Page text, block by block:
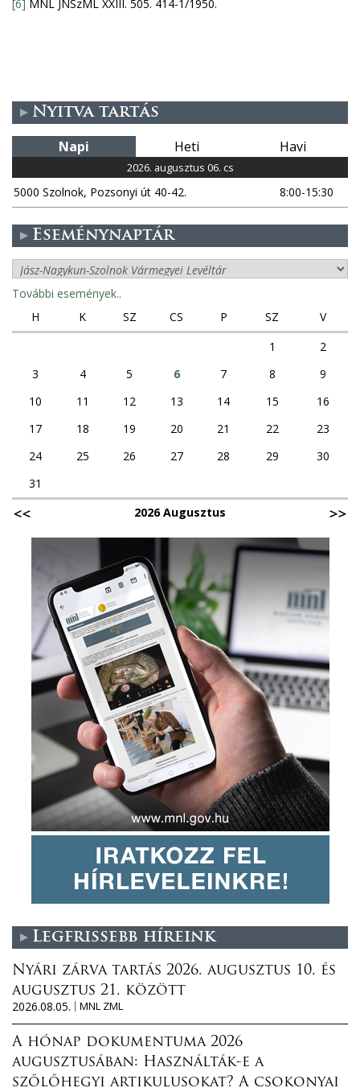
[6] MNL JNSzML XXIII. 505. 414-1/1950.
Nyitva tartás
Napi Heti Havi
2026. augusztus 06. cs
5000 Szolnok, Pozsonyi út 40-42. 8:00-15:30
Eseménynaptár
További események..
H
K SZ CS P SZ
V
1
2
3
4 5 6 7 8
9
10
11 12 13 14 15
16
17
18 19 20 21 22
23
24
25 26 27 28 29
30
31
2026 Augusztus
Legfrissebb híreink
Nyári zárva tartás 2026. augusztus 10. és
augusztus 21. között
2026.08.05.
MNL ZML
A hónap dokumentuma 2026
augusztusában: Használták-e a
szőlőhegyi artikulusokat? A csokonyai